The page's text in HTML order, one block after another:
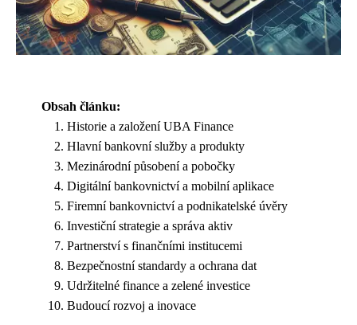
Obsah článku:
Historie a založení UBA Finance
Hlavní bankovní služby a produkty
Mezinárodní působení a pobočky
Digitální bankovnictví a mobilní aplikace
Firemní bankovnictví a podnikatelské úvěry
Investiční strategie a správa aktiv
Partnerství s finančními institucemi
Bezpečnostní standardy a ochrana dat
Udržitelné finance a zelené investice
Budoucí rozvoj a inovace